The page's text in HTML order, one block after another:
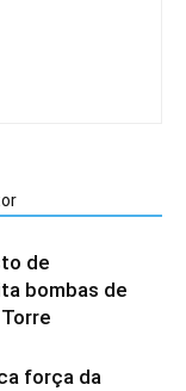
de
bombas de
força da